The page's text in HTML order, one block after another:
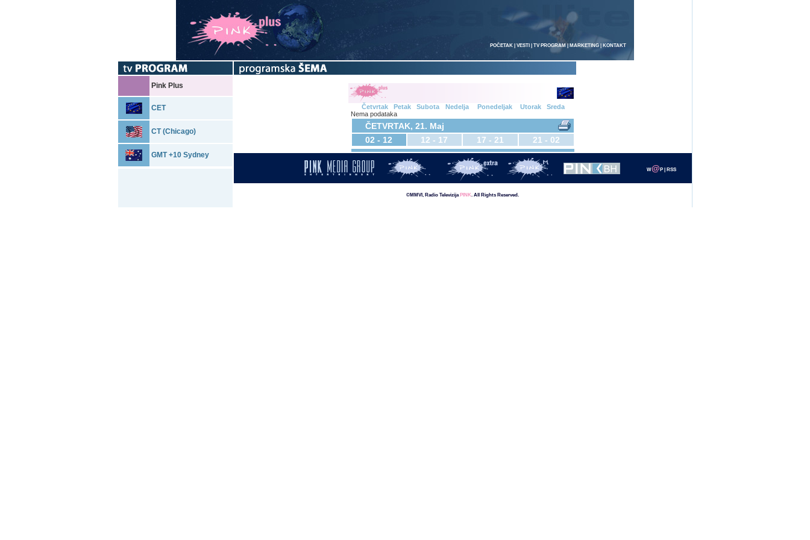
POČETAK| VESTI TV PROGRAM MARKETING| KONTAKT
Pink Plus
CET
CT (Chicago)
GMT +10 Sydney
Četvrtak Petak Subota Nedelja Ponedeljak Utorak
Sreda
Nema podataka
ČETVRTAK, 21. Maj
02 - 12
12 - 17 17 - 21 21 - 02
W@ P RSS
©MMVI, Radio Televizija PINK. All Rights Reserved.